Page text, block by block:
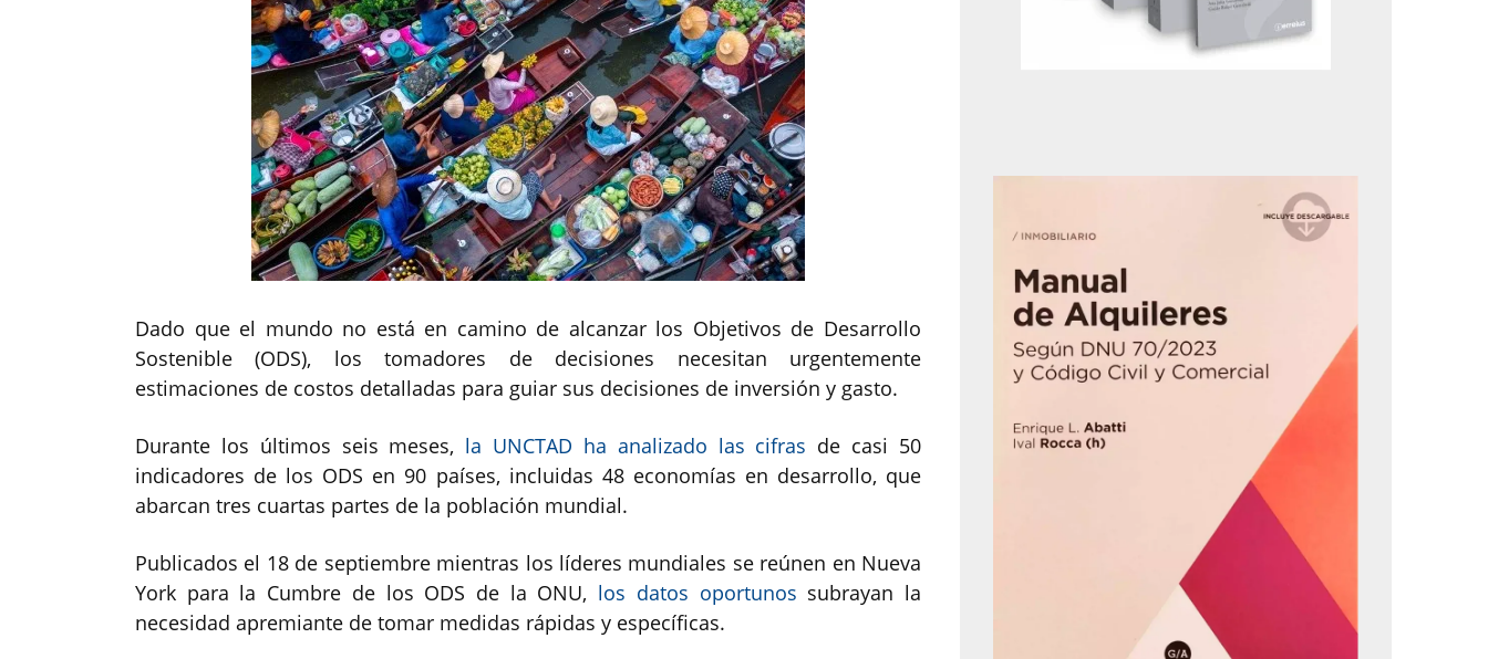
Dado que el mundo no está en camino de alcanzar los Objetivos de Desarrollo
Sostenible (ODS), los tomadores de decisiones necesitan urgentemente
estimaciones de costos detalladas para guiar sus decisiones de inversión y gasto.
Durante los últimos seis meses, la UNCTAD ha analizado las cifras de casi 50
indicadores de los ODS en 90 países, incluidas 48 economías en desarrollo, que
abarcan tres cuartas partes de la población mundial.
Publicados el 18 de septiembre mientras los líderes mundiales se reúnen en Nueva
York para la Cumbre de los ODS de la ONU, los datos oportunos subrayan la
necesidad apremiante de tomar medidas rápidas y específicas.